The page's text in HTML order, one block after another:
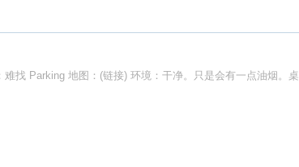
找 Parking 地图：(链接) 环境：干净。只是会有一点油烟。桌